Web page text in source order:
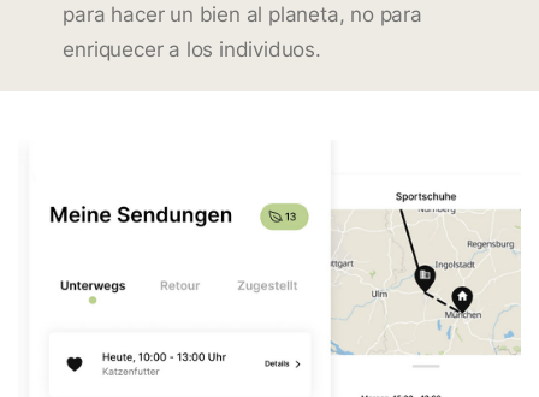
para hacer un bien al planeta, no para
enriquecer a los individuos.